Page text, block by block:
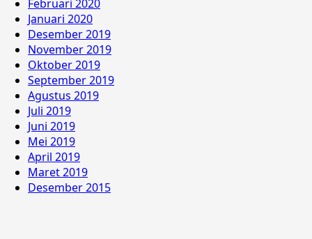
Februari 2020
Januari 2020
Desember 2019
November 2019
Oktober 2019
September 2019
Agustus 2019
Juli 2019
Juni 2019
Mei 2019
April 2019
Maret 2019
Desember 2015